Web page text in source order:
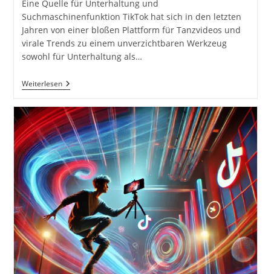
Eine Quelle für Unterhaltung und
Suchmaschinenfunktion TikTok hat sich in den letzten
Jahren von einer bloßen Plattform für Tanzvideos und
virale Trends zu einem unverzichtbaren Werkzeug
sowohl für Unterhaltung als…
WeiterlesenDein
TikTok
Für
Unterhaltsame
Videos
Und
Als
Suchmaschine.
TikTok
Für
Unternehmen:
Videoplattform
Für
Marketing
Und
Kundenbindung.
20
Praktische
Tipps